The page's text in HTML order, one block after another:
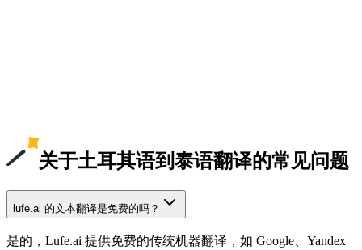
关于土耳其语到泰语翻译的常见问题
lufe.ai 的文本翻译是免费的吗？
是的，Lufe.ai 提供免费的传统机器翻译，如 Google、Yandex